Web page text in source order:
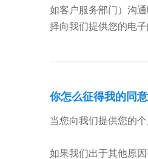
如客户服务部门）沟
择向我们提供您的电子
你怎么征得我的同意
当您向我们提供您的
如果我们出于其他原